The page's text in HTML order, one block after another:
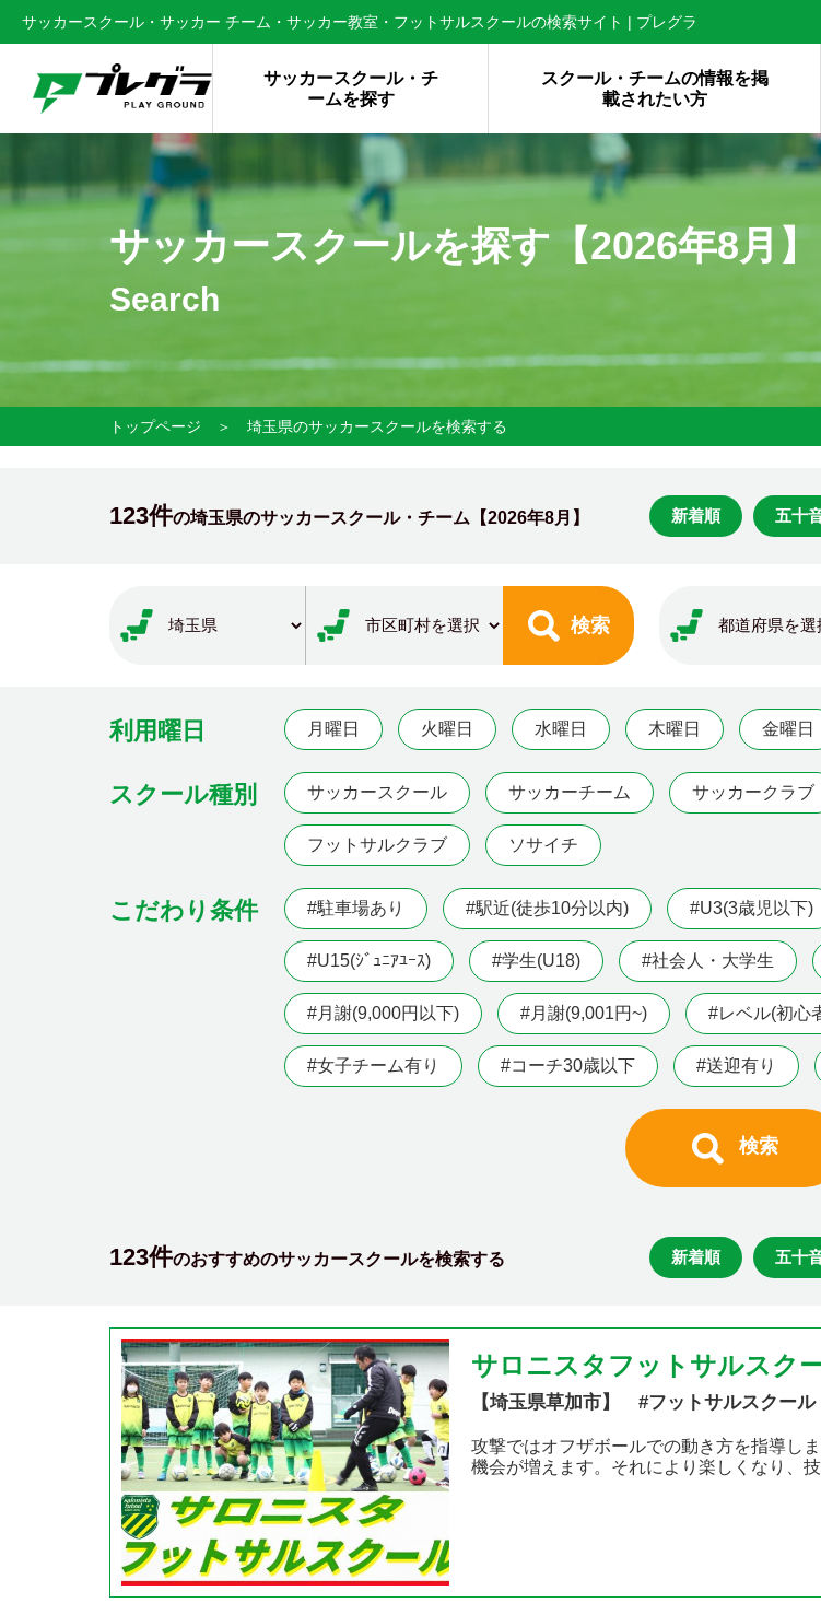
サッカースクール・サッカー チーム・サッカー教室・フットサルスクールの検索サイト | プレグラ
サッカースクール・チ
ームを探す
スクール・チームの情報を掲
載されたい方
サッカースクールを探す【2026年8月】
Search
トップページ ＞ 埼玉県のサッカースクールを検索する
123件の埼玉県のサッカースクール・チーム【2026年8月】 新着順 五十
検索
利用曜日 月曜日 火曜日 水曜日 木曜日 金曜日
スクール種別 サッカースクール サッカーチーム サッカークラブ
フットサルクラブ ソサイチ
こだわり条件 #駐車場あり #駅近(徒歩10分以内) #U3(3歳児以下)
#U15(ｼﾞｭﾆｱﾕｰｽ) #学生(U18) #社会人・大学生
#月謝(9,000円以下) #月謝(9,001円~) #レベル(初心
#女子チーム有り #コーチ30歳以下 #送迎有り
検索
123件のおすすめのサッカースクールを検索する 新着順 五十
サロニスタフットサルスク
【埼玉県草加市】 #フットサルスクール
攻撃ではオフザボールでの動き方を指導し
機会が増えます。それにより楽しくなり、